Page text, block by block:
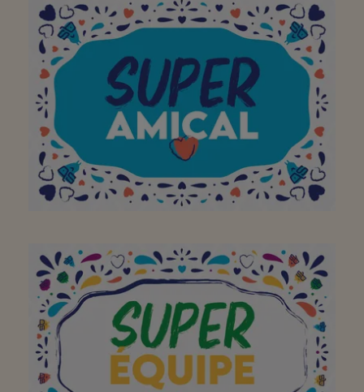
Fijne winkel met top
personeel en top
producten!!
Aan mijn favoriete
buurtsuper om mijn
bezoek aan jullie winkel
op te vrolijken met een
brede glimlach!
Bedankt!